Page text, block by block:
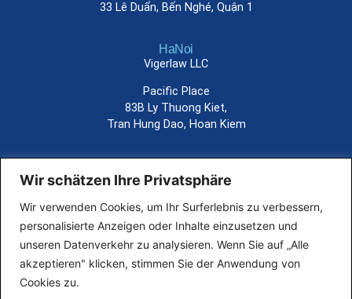
Wir schätzen Ihre Privatsphäre
Wir verwenden Cookies, um Ihr Surferlebnis zu verbessern,
personalisierte Anzeigen oder Inhalte einzusetzen und
unseren Datenverkehr zu analysieren. Wenn Sie auf „Alle
akzeptieren" klicken, stimmen Sie der Anwendung von
Cookies zu.
33 Lê Duẩn, Bến Nghé, Quận 1
HaNoi
Vigerlaw LLC
Pacific Place
83B Ly Thuong Kiet,
Tran Hung Dao, Hoan Kiem
info@viger.law